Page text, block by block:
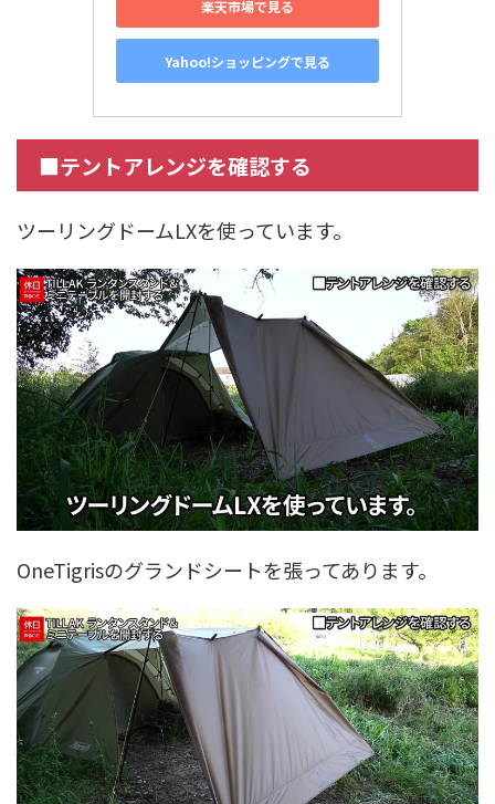
楽天市場で見る
Yahoo!ショッピングで見る
■テントアレンジを確認する
ツーリングドームLXを使っています。
OneTigrisのグランドシートを張ってあります。